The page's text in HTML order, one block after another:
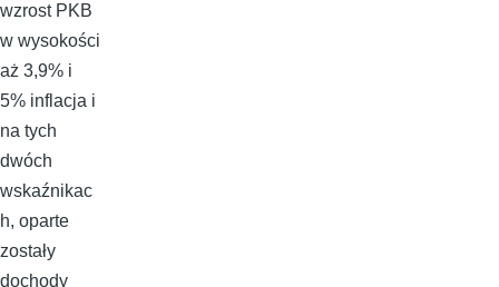
wzrost PKB
w wysokości
aż 3,9% i
5% inflacja i
na tych
dwóch
wskaźnikac
h, oparte
zostały
dochody